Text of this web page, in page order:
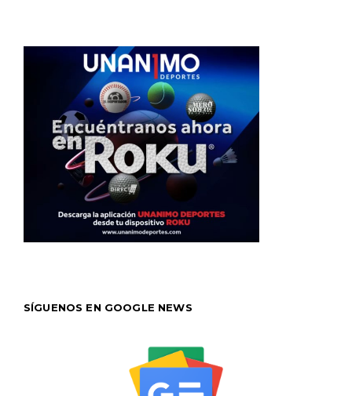
SÍGUENOS EN GOOGLE NEWS